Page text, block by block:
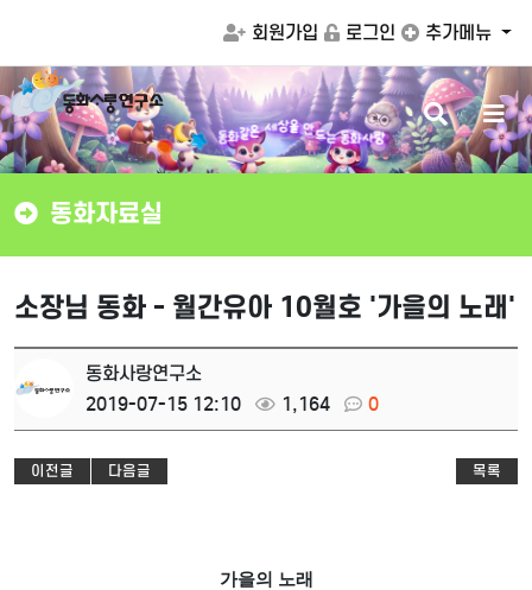
회원가입 로그인 추가메뉴
동화같은 세상을 만드는 동화사랑
검
색
버
튼
메
뉴
버
튼
동화자료실
소장님 동화 - 월간유아 10월호 '가을의 노래'
동화사랑연구소
2019-07-15 12:10
1,164 0
이전글 다음글 목록
가을의 노래